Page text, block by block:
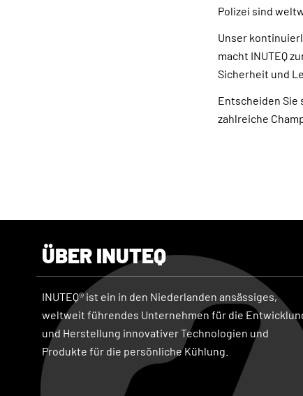
Polizei sind
Unser
macht INUTEQ
Sicherheit und
Entscheiden Sie
zahlreiche
ÜBER INUTEQ
INUTEQ® ist ein in den Niederlanden ansässiges,
weltweit führendes Unternehmen für die
und Herstellung innovativer Technologien und
Produkte für die persönliche Kühlung.